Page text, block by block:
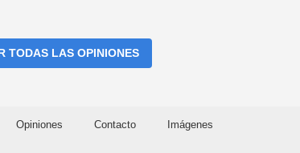
TODAS LAS OPINIONES
Opiniones Contacto Imágenes